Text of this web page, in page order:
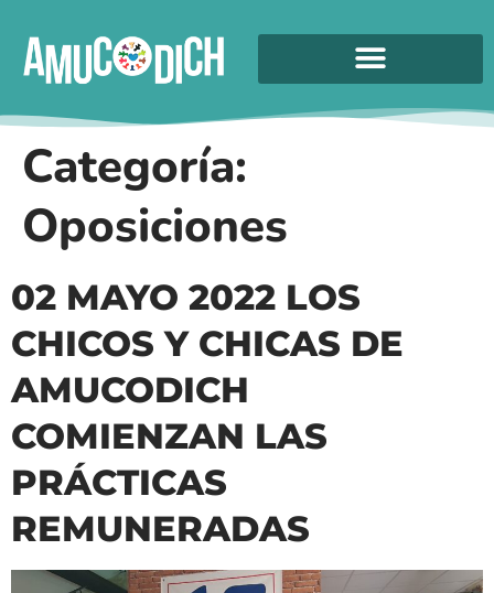
Categoría:
Oposiciones
02 MAYO 2022 LOS
CHICOS Y CHICAS DE
AMUCODICH
COMIENZAN LAS
PRÁCTICAS
REMUNERADAS